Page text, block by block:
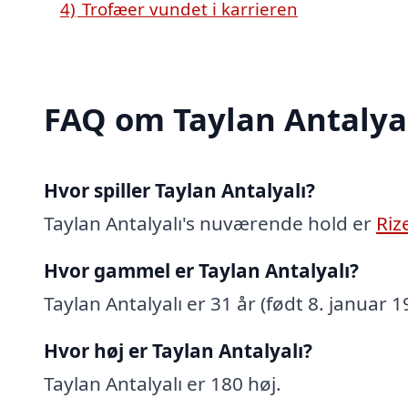
4) Trofæer vundet i karrieren
FAQ om Taylan
Hvor spiller Taylan Antalyalı?
Taylan Antalyalı's nuværende hold er
Hvor gammel er Taylan Antalyalı?
Taylan Antalyalı er 31 år (født 8. januar
Hvor høj er Taylan Antalyalı?
Taylan Antalyalı er 180 høj.